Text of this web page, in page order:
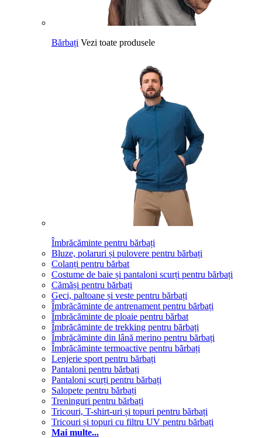
Bărbați Vezi toate produsele
Îmbrăcăminte pentru bărbați
Bluze, polaruri și pulovere pentru bărbați
Colanți pentru bărbat
Costume de baie și pantaloni scurți pentru bărbați
Cămăși pentru bărbați
Geci, paltoane și veste pentru bărbați
Îmbrăcăminte de antrenament pentru bărbați
Îmbrăcăminte de ploaie pentru bărbat
Îmbrăcăminte de trekking pentru bărbați
Îmbrăcăminte din lână merino pentru bărbați
Îmbrăcăminte termoactive pentru bărbați
Lenjerie sport pentru bărbați
Pantaloni pentru bărbați
Pantaloni scurți pentru bărbați
Salopete pentru bărbați
Treninguri pentru bărbați
Tricouri, T-shirt-uri și topuri pentru bărbați
Tricouri și topuri cu filtru UV pentru bărbați
Mai multe...